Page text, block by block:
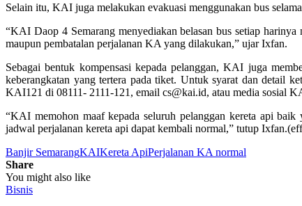
Selain itu, KAI juga melakukan evakuasi menggunakan bus
“KAI Daop 4 Semarang menyediakan belasan bus setiap
maupun pembatalan perjalanan KA yang dilakukan,” ujar Ixfan.
Sebagai bentuk kompensasi kepada pelanggan, KAI juga
keberangkatan yang tertera pada tiket. Untuk syarat dan detail
KAI121 di 08111- 2111-121, email cs@kai.id, atau media sosial
“KAI memohon maaf kepada seluruh pelanggan kereta api
jadwal perjalanan kereta api dapat kembali normal,” tutup
Banjir SemarangKAIKereta ApiPerjalanan KA normal
Share
You might also like
Bisnis